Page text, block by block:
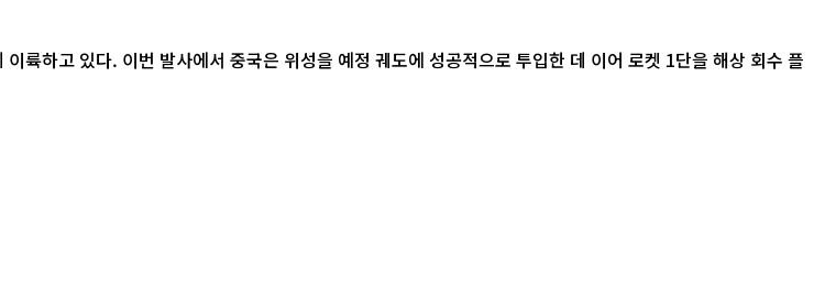
하고 있다. 이번 발사에서 중국은 위성을 예정 궤도에 성공적으로 투입한 데 이어 로켓 1단을 해상 회수 플